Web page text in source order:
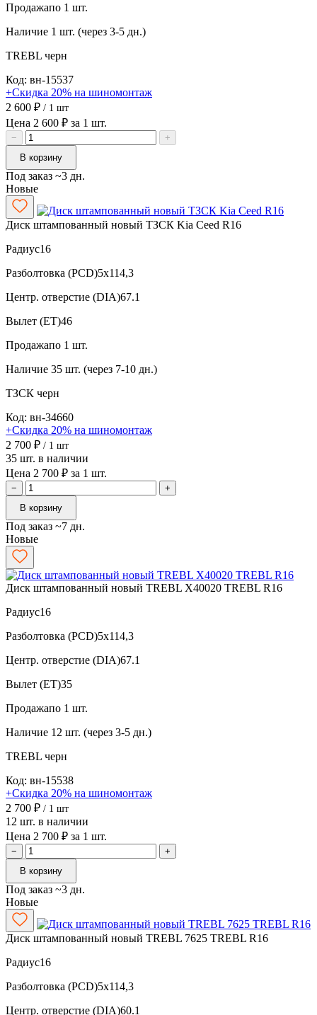
Продажапо 1 шт.
Наличие 1 шт. (через 3-5 дн.)
TREBL черн
Код: вн-15537
+Скидка 20% на шиномонтаж
2 600 ₽ / 1 шт
Цена 2 600 ₽ за 1 шт.
−
+
В корзину
Под заказ ~3 дн.
Новые
Диск штампованный новый ТЗСК Kia Ceed R16
Радиус16
Разболтовка (PCD)5x114,3
Центр. отверстие (DIA)67.1
Вылет (ET)46
Продажапо 1 шт.
Наличие 35 шт. (через 7-10 дн.)
ТЗСК черн
Код: вн-34660
+Скидка 20% на шиномонтаж
2 700 ₽ / 1 шт
35 шт. в наличии
Цена 2 700 ₽ за 1 шт.
−
+
В корзину
Под заказ ~7 дн.
Новые
Диск штампованный новый TREBL X40020 TREBL R16
Радиус16
Разболтовка (PCD)5x114,3
Центр. отверстие (DIA)67.1
Вылет (ET)35
Продажапо 1 шт.
Наличие 12 шт. (через 3-5 дн.)
TREBL черн
Код: вн-15538
+Скидка 20% на шиномонтаж
2 700 ₽ / 1 шт
12 шт. в наличии
Цена 2 700 ₽ за 1 шт.
−
+
В корзину
Под заказ ~3 дн.
Новые
Диск штампованный новый TREBL 7625 TREBL R16
Радиус16
Разболтовка (PCD)5x114,3
Центр. отверстие (DIA)60.1